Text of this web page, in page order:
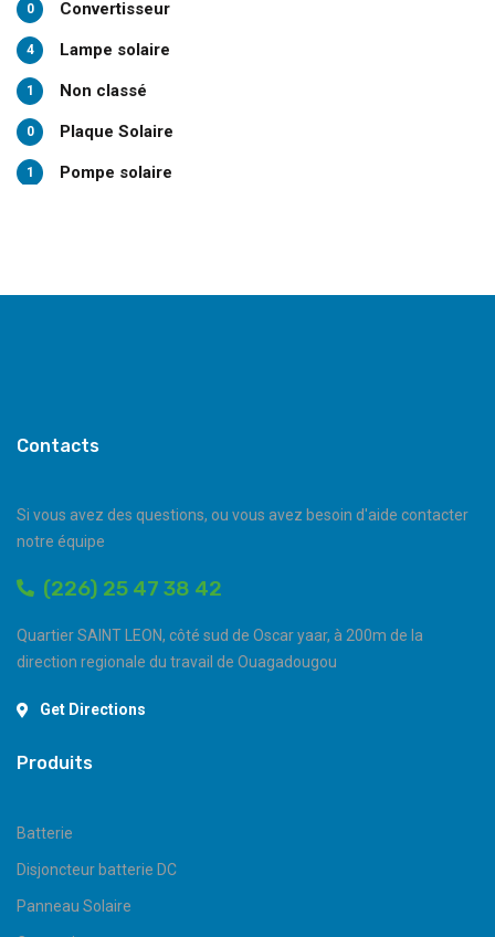
Convertisseur
0
Lampe solaire
4
Non classé
1
Plaque Solaire
0
Pompe solaire
1
Contacts
Si vous avez des questions, ou vous avez besoin d'aide contacter
notre équipe
(226) 25 47 38 42
Quartier SAINT LEON, côté sud de Oscar yaar, à 200m de la
direction regionale du travail de Ouagadougou
Get Directions
Produits
Batterie
Disjoncteur batterie DC
Panneau Solaire